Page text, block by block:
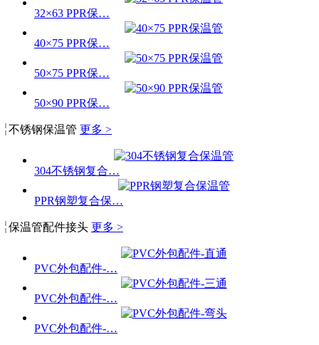
32×63 PPR保…
40×75 PPR保…
50×75 PPR保…
50×90 PPR保…
不锈钢保温管 更多 >
304不锈钢复合…
PPR钢塑复合保…
保温管配件接头 更多 >
PVC外包配件-…
PVC外包配件-…
PVC外包配件-…